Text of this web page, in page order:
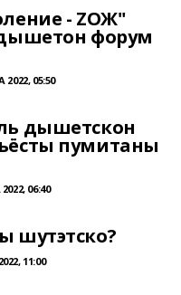
- ZОЖ"
форум
2022, 05:50
дышетскон
пумитаны
06:40
шутэтско?
11:00